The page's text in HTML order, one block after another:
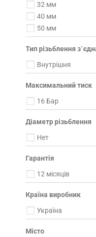
32 мм
40 мм
50 мм
Тип різьблення
Внутрішня
Максимальний тиск
16 Бар
Діаметр різьблення
Нет
Гарантія
12 місяців
Країна виробник
Україна
Місто